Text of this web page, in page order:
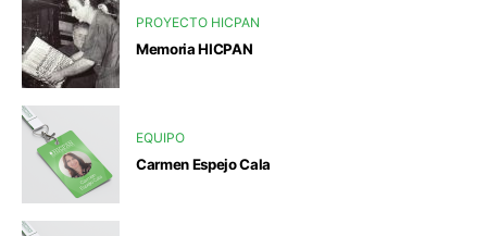
PROYECTO HICPAN
Memoria HICPAN
EQUIPO
Carmen Espejo Cala